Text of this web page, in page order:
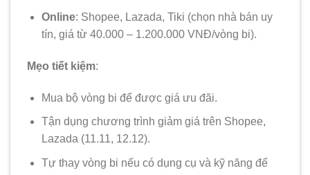
Online: Shopee, Lazada, Tiki (chọn nhà bán uy
tín, giá từ 40.000 – 1.200.000 VNĐ/vòng bi).
Mẹo tiết kiệm:
Mua bộ vòng bi để được giá ưu đãi.
Tận dụng chương trình giảm giá trên Shopee,
Lazada (11.11, 12.12).
Tự thay vòng bi nếu có dụng cụ và kỹ năng để